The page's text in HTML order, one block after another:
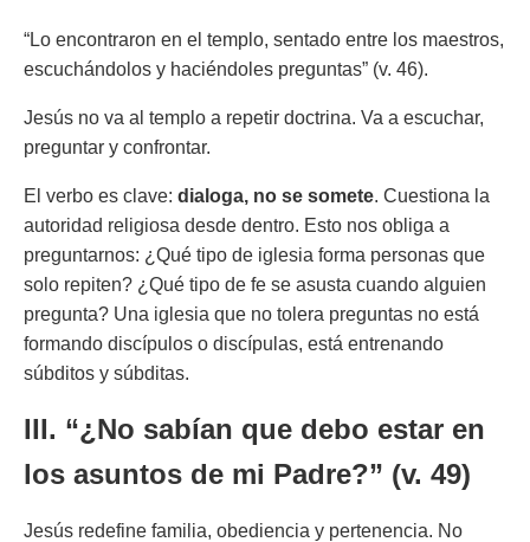
“Lo encontraron en el templo, sentado entre los maestros,
escuchándolos y haciéndoles preguntas” (v. 46).
Jesús no va al templo a repetir doctrina. Va a escuchar,
preguntar y confrontar.
El verbo es clave: dialoga, no se somete. Cuestiona la
autoridad religiosa desde dentro. Esto nos obliga a
preguntarnos: ¿Qué tipo de iglesia forma personas que
solo repiten? ¿Qué tipo de fe se asusta cuando alguien
pregunta? Una iglesia que no tolera preguntas no está
formando discípulos o discípulas, está entrenando
súbditos y súbditas.
III. “¿No sabían que debo estar en
los asuntos de mi Padre?” (v. 49)
Jesús redefine familia, obediencia y pertenencia. No